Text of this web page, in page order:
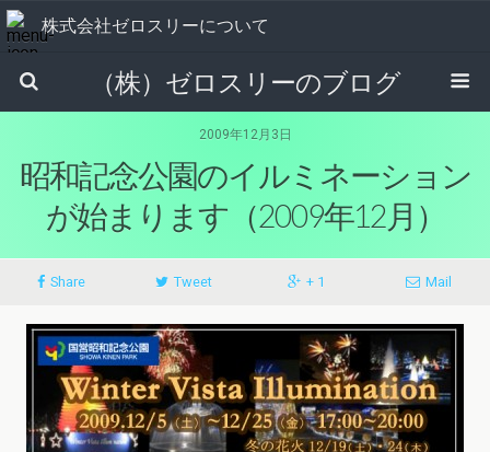
株式会社ゼロスリーについて
（株）ゼロスリーのブログ
2009年12月3日
昭和記念公園のイルミネーション
が始まります（2009年12月）
Share Tweet + 1 Mail